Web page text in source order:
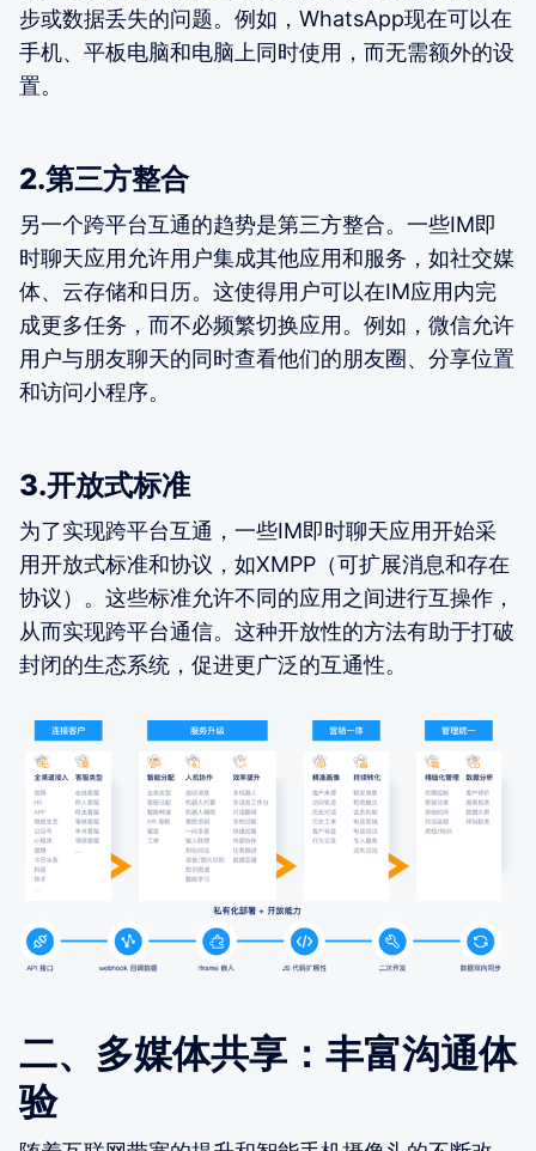
步或数据丢失的问题。例如，WhatsApp现在可以在
手机、平板电脑和电脑上同时使用，而无需额外的设
置。
2.第三方整合
另一个跨平台互通的趋势是第三方整合。一些IM即
时聊天应用允许用户集成其他应用和服务，如社交媒
体、云存储和日历。这使得用户可以在IM应用内完
成更多任务，而不必频繁切换应用。例如，微信允许
用户与朋友聊天的同时查看他们的朋友圈、分享位置
和访问小程序。
3.开放式标准
为了实现跨平台互通，一些IM即时聊天应用开始采
用开放式标准和协议，如XMPP（可扩展消息和存在
协议）。这些标准允许不同的应用之间进行互操作，
从而实现跨平台通信。这种开放性的方法有助于打破
封闭的生态系统，促进更广泛的互通性。
二、多媒体共享：丰富沟通体
验